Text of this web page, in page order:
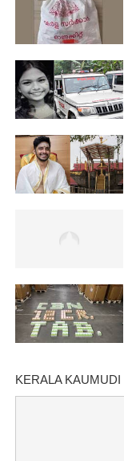
KERALA KAUMUDI